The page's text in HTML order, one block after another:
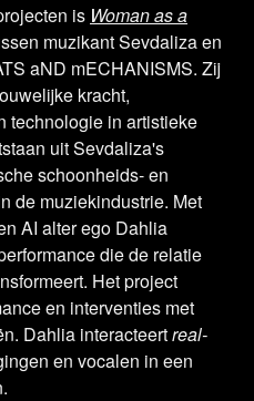
is Womanas a
muzikant Sevdaliza en
aND mECHANISMS. Zij
kracht,
technologie in artistieke
uit Sevdaliza's
schoonheids- en
de muziekindustrie. Met
AI alter ego Dahlia
die de relatie
Het project
en interventies met
Dahlia interacteertreal-
en vocalen in een